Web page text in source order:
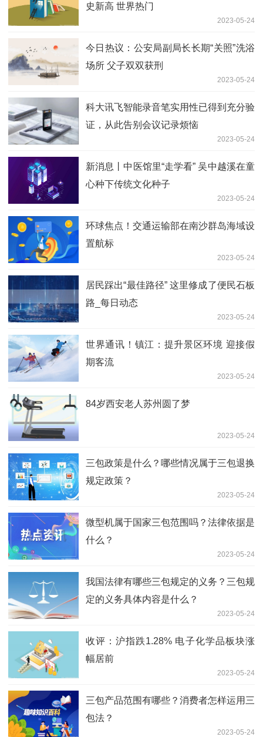
史新高 世界热门
2023-05-24
今日热议：公安局副局长长期“关照”洗浴
场所 父子双双获刑
2023-05-24
科大讯飞智能录音笔实用性已得到充分验
证，从此告别会议记录烦恼
2023-05-24
新消息丨中医馆里“走学看” 吴中越溪在童
心种下传统文化种子
2023-05-24
环球焦点！交通运输部在南沙群岛海域设
置航标
2023-05-24
居民踩出“最佳路径” 这里修成了便民石板
路_每日动态
2023-05-24
世界通讯！镇江：提升景区环境 迎接假
期客流
2023-05-24
84岁西安老人苏州圆了梦
2023-05-24
三包政策是什么？哪些情况属于三包退换
规定政策？
2023-05-24
微型机属于国家三包范围吗？法律依据是
什么？
2023-05-24
我国法律有哪些三包规定的义务？三包规
定的义务具体内容是什么？
2023-05-24
收评：沪指跌1.28% 电子化学品板块涨
幅居前
2023-05-24
三包产品范围有哪些？消费者怎样运用三
包法？
2023-05-24